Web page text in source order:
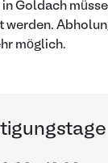
Goldach
werden.
möglich.